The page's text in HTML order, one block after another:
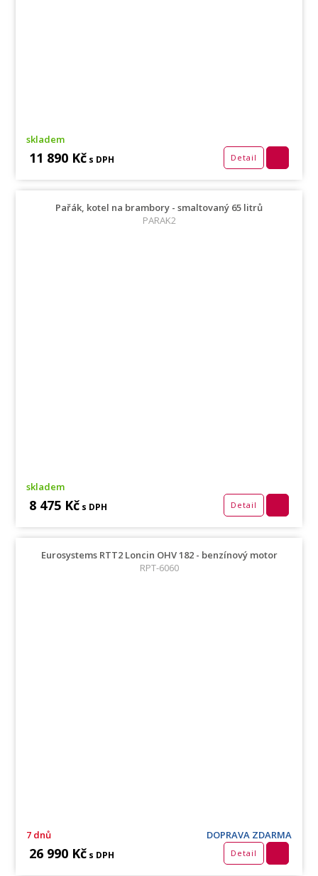
skladem
11 890 Kč s DPH Detail
Pařák, kotel na brambory - smaltovaný 65 litrů
PARAK2
skladem
8 475 Kč s DPH Detail
Eurosystems RTT2 Loncin OHV 182 - benzínový motor
RPT-6060
7 dnů DOPRAVA ZDARMA
26 990 Kč s DPH Detail